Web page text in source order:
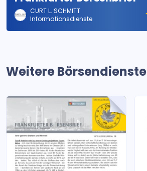
CURT L. SCHMITT
Informationsdienste
Weitere Börsendienste